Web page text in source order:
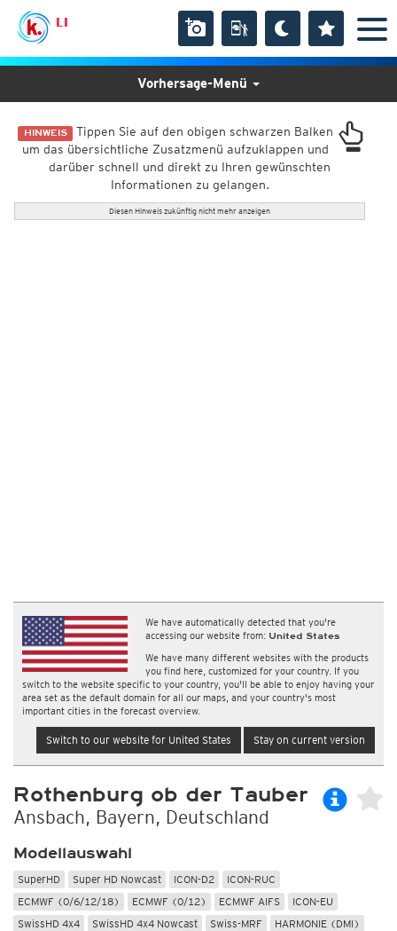
LI
HINWEIS Tippen Sie auf den obigen schwarzen Balken
um das übersichtliche Zusatzmenü aufzuklappen und
darüber schnell und direkt zu Ihren gewünschten
Informationen zu gelangen.
Diesen Hinweis zukünftig nicht mehr anzeigen
We have automatically detected that you're
accessing our website from: United States
We have many different websites with the products
you find here, customized for your country. If you
switch to the website specific to your country, you'll be able to enjoy having your
area set as the default domain for all our maps, and your country's most
important cities in the forecast overview.
Switch to our website for United States Stay on current version
Vorhersage-Menü
Rothenburg ob der Tauber
Ansbach, Bayern, Deutschland
Modellauswahl
SuperHD Super HD Nowcast ICON-D2
ICON-RUC
ECMWF (0/6/12/18)
ECMWF (0/12) ECMWF AIFS
ICON-EU
SwissHD 4x4
SwissHD 4x4 Nowcast Swiss-MRF
HARMONIE (DMI)